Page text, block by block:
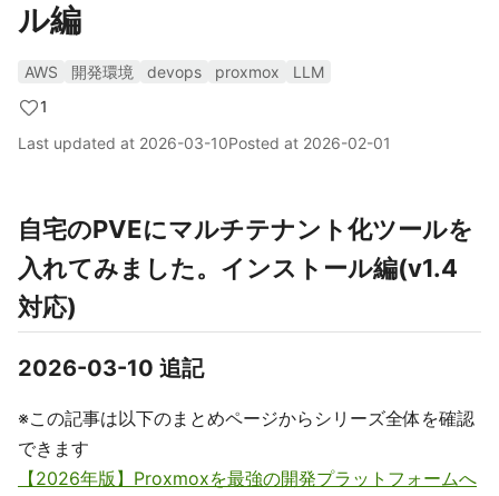
ル編
AWS 開発環境 devops proxmox
LLM
1
Last updated at 2026-03-10Posted at 2026-02-01
自宅のPVEにマルチテナント化ツールを
入れてみました。インストール編(v1.4
対応)
2026-03-10 追記
※この記事は以下のまとめページからシリーズ全体を確認
できます
【2026年版】Proxmoxを最強の開発プラットフォームへ